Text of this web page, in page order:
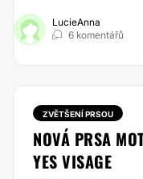
LucieAnna
6 komentářů
ZVĚTŠENÍ PRSOU
NOVÁ PRSA
YES VISAGE